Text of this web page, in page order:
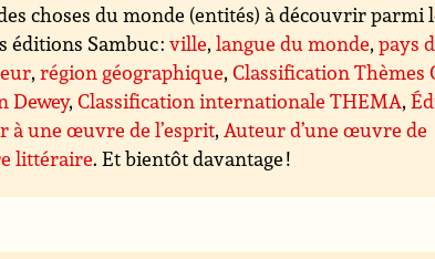
choses du monde (entités) à découvrir parmi
éditions Sambuc :ville,langue du monde,pays
,région géographique,Classification Thèmes
Dewey,Classification internationale THEMA,
à une œuvre de l’esprit,Auteur d’une œuvre de
littéraire. Et bientôt davantage !